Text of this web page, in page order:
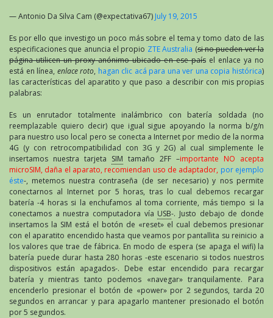
— Antonio Da Silva Cam (@expectativa67) July 19, 2015
Es por ello que investigo un poco más sobre el tema y tomo dato de las
especificaciones que anuncia el propio ZTE Australia (si no pueden ver la
página utilicen un proxy anónimo ubicado en ese paísel enlace ya no
está en línea, enlace roto, hagan clic acá para una ver una copia histórica)
las características del aparatito y que paso a describir con mis propias
palabras:
Es un enrutador totalmente inalámbrico con batería soldada (no
reemplazable quiero decir) que igual sigue apoyando la norma b/g/n
para nuestro uso local pero se conecta a Internet por medio de la norma
4G (y con retrocompatibilidad con 3G y 2G) al cual simplemente le
insertamos nuestra tarjeta SIM tamaño 2FF –importante NO acepta
microSIM, daña el aparato, recomiendan uso de adaptador, por ejemplo
éste-, metemos nuestra contraseña (de ser necesario) y nos permite
conectarnos al Internet por 5 horas, tras lo cual debemos recargar
batería -4 horas si la enchufamos al toma corriente, más tiempo si la
conectamos a nuestra computadora vía USB-. Justo debajo de donde
insertamos la SIM está el botón de «reset» el cual debemos presionar
con el aparatito encendido hasta que veamos por pantallita su reinicio a
los valores que trae de fábrica. En modo de espera (se apaga el wifi) la
batería puede durar hasta 280 horas -este escenario si todos nuestros
dispositivos están apagados-. Debe estar encendido para recargar
batería y mientras tanto podemos «navegar» tranquilamente. Para
encenderlo presionar el botón de «power» por 2 segundos, tarda 20
segundos en arrancar y para apagarlo mantener presionado el botón
por 5 segundos.